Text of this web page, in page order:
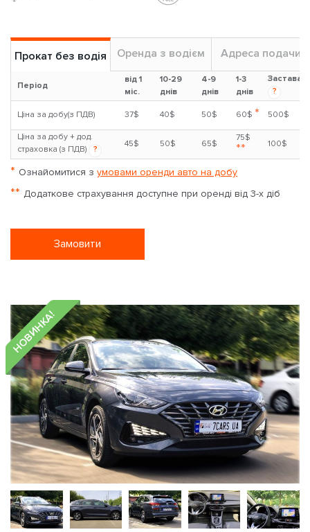
Прокат без водія Оренда з водієм Адреса подачи
Період
від 1
міс.
10-29
днів
4-9
днів
1-3
днів
Застава
?
Ціна за добу(з ПДВ) 37$ 40$ 50$ 60$ * 500$
Ціна за добу + дод.
страховка (з ПДВ)
?
45$ 50$ 65$
75$
** 100$
* Ознайомитися з умовами оренди авто на добу
** Додаткове страхування доступне при оренді від 3-х діб
Замовити
НОВИНКА!